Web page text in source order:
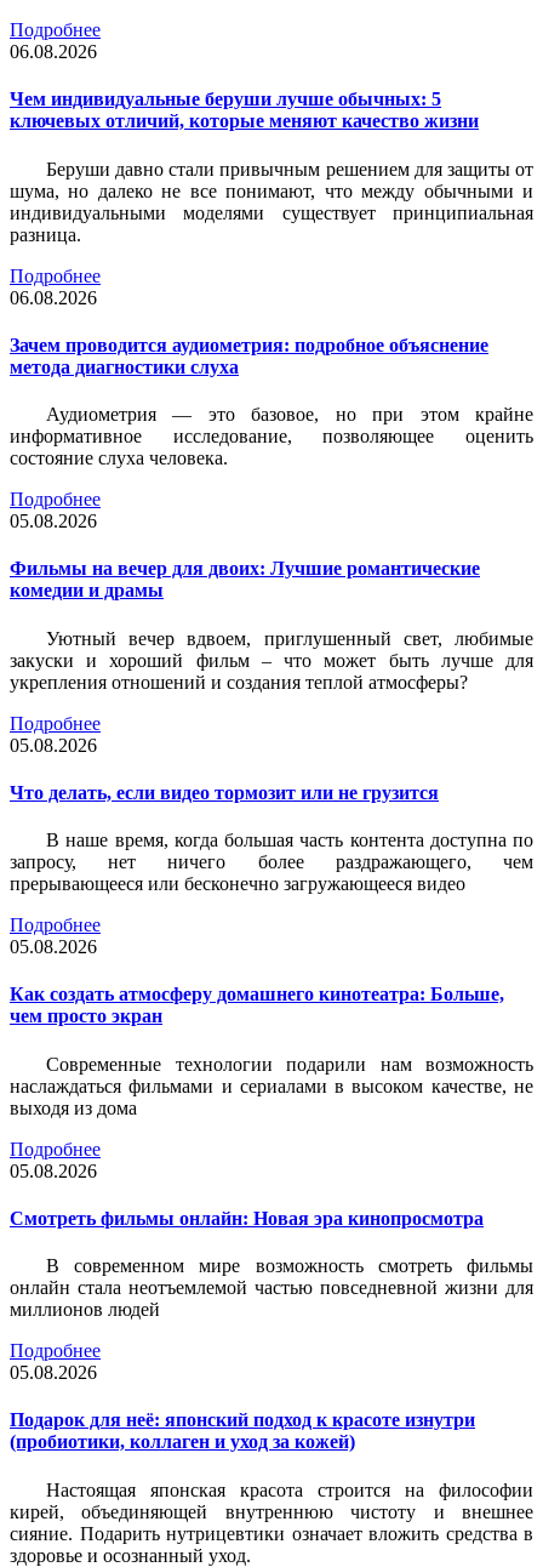
Подробнее
06.08.2026
Чем индивидуальные беруши лучше обычных: 5
ключевых отличий, которые меняют качество жизни
Беруши давно стали привычным решением для защиты от
шума, но далеко не все понимают, что между обычными и
индивидуальными моделями существует принципиальная
разница.
Подробнее
06.08.2026
Зачем проводится аудиометрия: подробное объяснение
метода диагностики слуха
Аудиометрия — это базовое, но при этом крайне
информативное исследование, позволяющее оценить
состояние слуха человека.
Подробнее
05.08.2026
Фильмы на вечер для двоих: Лучшие романтические
комедии и драмы
Уютный вечер вдвоем, приглушенный свет, любимые
закуски и хороший фильм – что может быть лучше для
укрепления отношений и создания теплой атмосферы?
Подробнее
05.08.2026
Что делать, если видео тормозит или не грузится
В наше время, когда большая часть контента доступна по
запросу, нет ничего более раздражающего, чем
прерывающееся или бесконечно загружающееся видео
Подробнее
05.08.2026
Как создать атмосферу домашнего кинотеатра: Больше,
чем просто экран
Современные технологии подарили нам возможность
наслаждаться фильмами и сериалами в высоком качестве, не
выходя из дома
Подробнее
05.08.2026
Смотреть фильмы онлайн: Новая эра кинопросмотра
В современном мире возможность смотреть фильмы
онлайн стала неотъемлемой частью повседневной жизни для
миллионов людей
Подробнее
05.08.2026
Подарок для неё: японский подход к красоте изнутри
(пробиотики, коллаген и уход за кожей)
Настоящая японская красота строится на философии
кирей, объединяющей внутреннюю чистоту и внешнее
сияние. Подарить нутрицевтики означает вложить средства в
здоровье и осознанный уход.